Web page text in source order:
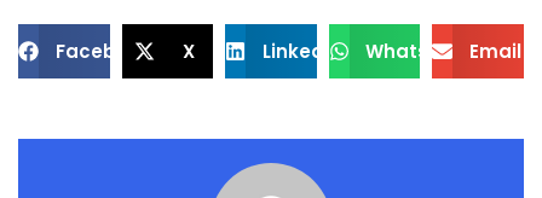
Facebook X LinkedIn WhatsApp Email